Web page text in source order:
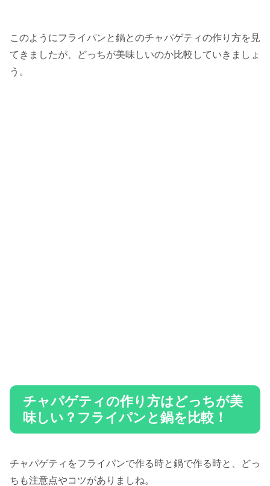
このようにフライパンと鍋とのチャパゲティの作り方を見
てきましたが、どっちが美味しいのか比較していきましょ
う。
チャパゲティの作り方はどっちが美
味しい？フライパンと鍋を比較！
チャパゲティをフライパンで作る時と鍋で作る時と、どっ
ちも注意点やコツがありましね。